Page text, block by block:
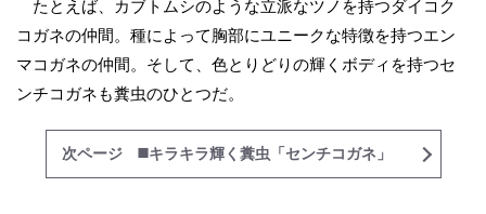
たとえば、カブトムシのような立派なツノを持つダイコク
コガネの仲間。種によって胸部にユニークな特徴を持つエン
マコガネの仲間。そして、色とりどりの輝くボディを持つセ
ンチコガネも糞虫のひとつだ。
次ページ ◼️キラキラ輝く糞虫「センチコガネ」